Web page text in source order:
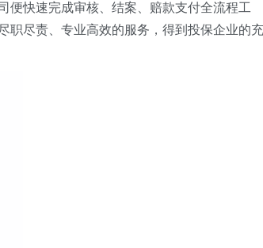
便快速完成审核、结案、赔款支付全流程工
职尽责、专业高效的服务，得到投保企业的充